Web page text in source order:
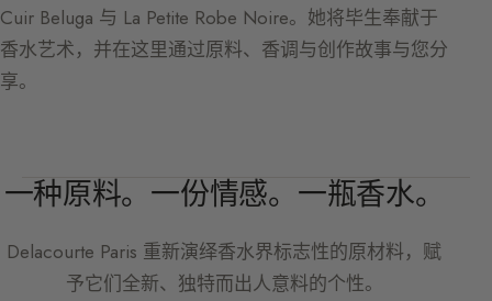
Cuir Beluga 与 La Petite Robe Noire。她将毕生奉献于
香水艺术，并在这里通过原料、香调与创作故事与您分
享。
一种原料。一份情感。一瓶香水。
Delacourte Paris 重新演绎香水界标志性的原材料，赋
予它们全新、独特而出人意料的个性。